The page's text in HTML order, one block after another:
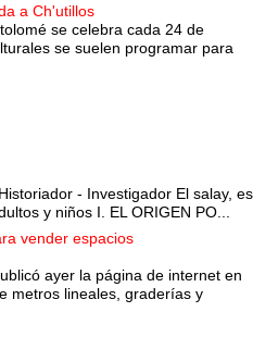
a Ch'utillos
se celebra cada 24 de
se suelen programar para
- Investigador El salay, es
y niños I. EL ORIGEN PO...
vender espacios
ayer la página de internet en
metros lineales, graderías y